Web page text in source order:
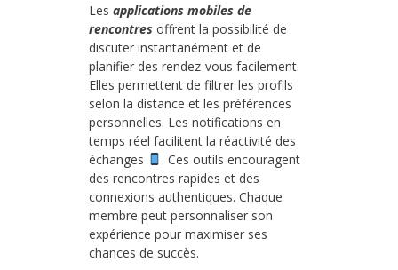
Les applications mobiles de
rencontres offrent la possibilité de
discuter instantanément et de
planifier des rendez-vous facilement.
Elles permettent de filtrer les profils
selon la distance et les préférences
personnelles. Les notifications en
temps réel facilitent la réactivité des
échanges
. Ces outils encouragent
des rencontres rapides et des
connexions authentiques. Chaque
membre peut personnaliser son
expérience pour maximiser ses
chances de succès.